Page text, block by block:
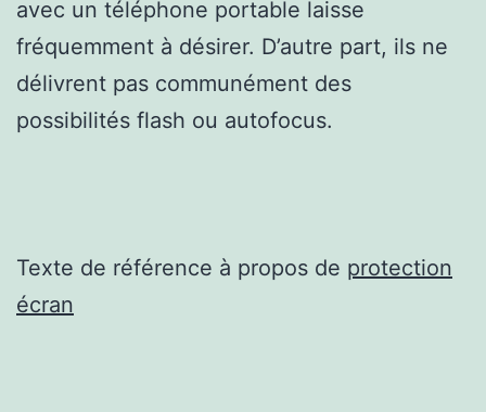
avec un téléphone portable laisse
fréquemment à désirer. D’autre part, ils ne
délivrent pas communément des
possibilités flash ou autofocus.
Texte de référence à propos de protection
écran